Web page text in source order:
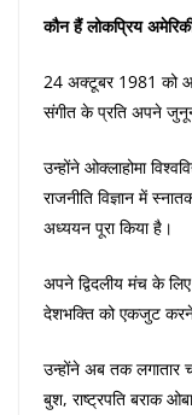
कौन हैं लोकप्रिय
24 अक्टूबर 1981 को
संगीत के प्रति अपने
उन्होंने ओक्लाहोमा
राजनीति विज्ञान में
अध्ययन पूरा किया है।
अपने द्विदलीय मंच के
देशभक्ति को एकजुट
उन्होंने अब तक लगातार
बुश, राष्ट्रपति बराक